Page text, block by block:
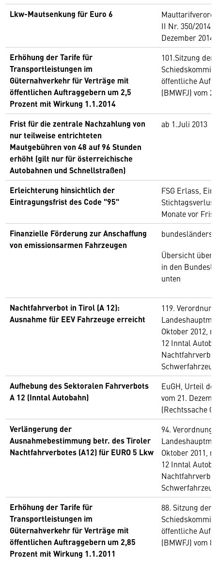
Lkw-Mautsenkung für Euro 6
II Nr. 350/2014)
Dezember 2014
Erhöhung der Tarife für
Transportleistungen im
Güternahverkehr für Verträge mit
öffentlichen Auftraggebern um 2,5
Prozent mit Wirkung 1.1.2014
101.Sitzung
öffentliche
(BMWFJ) vom
Frist für die zentrale Nachzahlung von
nur teilweise entrichteten
Mautgebühren von 48 auf 96 Stunden
erhöht (gilt nur für österreichische
Autobahnen und Schnellstraßen)
ab 1.Juli 2013
Erleichterung hinsichtlich der
Eintragungsfrist des Code "95"
FSG Erlass,
Monate vor
Finanzielle Förderung zur Anschaffung
von emissionsarmen Fahrzeugen
Übersicht über
in den
unten
Nachtfahrverbot in Tirol (A 12):
Ausnahme für EEV Fahrzeuge erreicht
119.
Oktober 2012,
12 Inntal
Aufhebung des Sektoralen Fahrverbots
A 12 (Inntal Autobahn)
EuGH, Urteil
vom 21.
(Rechtssache
Verlängerung der
Ausnahmebestimmung betr. des Tiroler
Nachtfahrverbotes (A12) für EURO 5 Lkw
94. Verordnung
Oktober 2011,
12 Inntal
Erhöhung der Tarife für
Transportleistungen im
Güternahverkehr für Verträge mit
öffentlichen Auftraggebern um 2,85
Prozent mit Wirkung 1.1.2011
88. Sitzung der
öffentliche
(BMWFJ) vom